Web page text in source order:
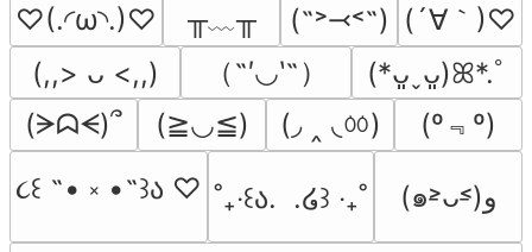
♡(.◜ω◝.)♡
╥﹏╥ (˶˃⤙˂˶) (´∀｀)♡
(,,> ᴗ <,,)
（˶′◡‵˶）
(*ᴗ͈ˬᴗ͈)ꕤ*.ﾟ
(ᗒᗣᗕ)՞
(≧◡≦) (◞ ‸ ◟ㆀ)
(º﹃º)
૮꒰ ˶• ༝ •˶꒱ა ♡ ˚₊‧꒰ა.  .໒꒱ ‧₊˚ (๑˃̵ᴗ˂̵)و